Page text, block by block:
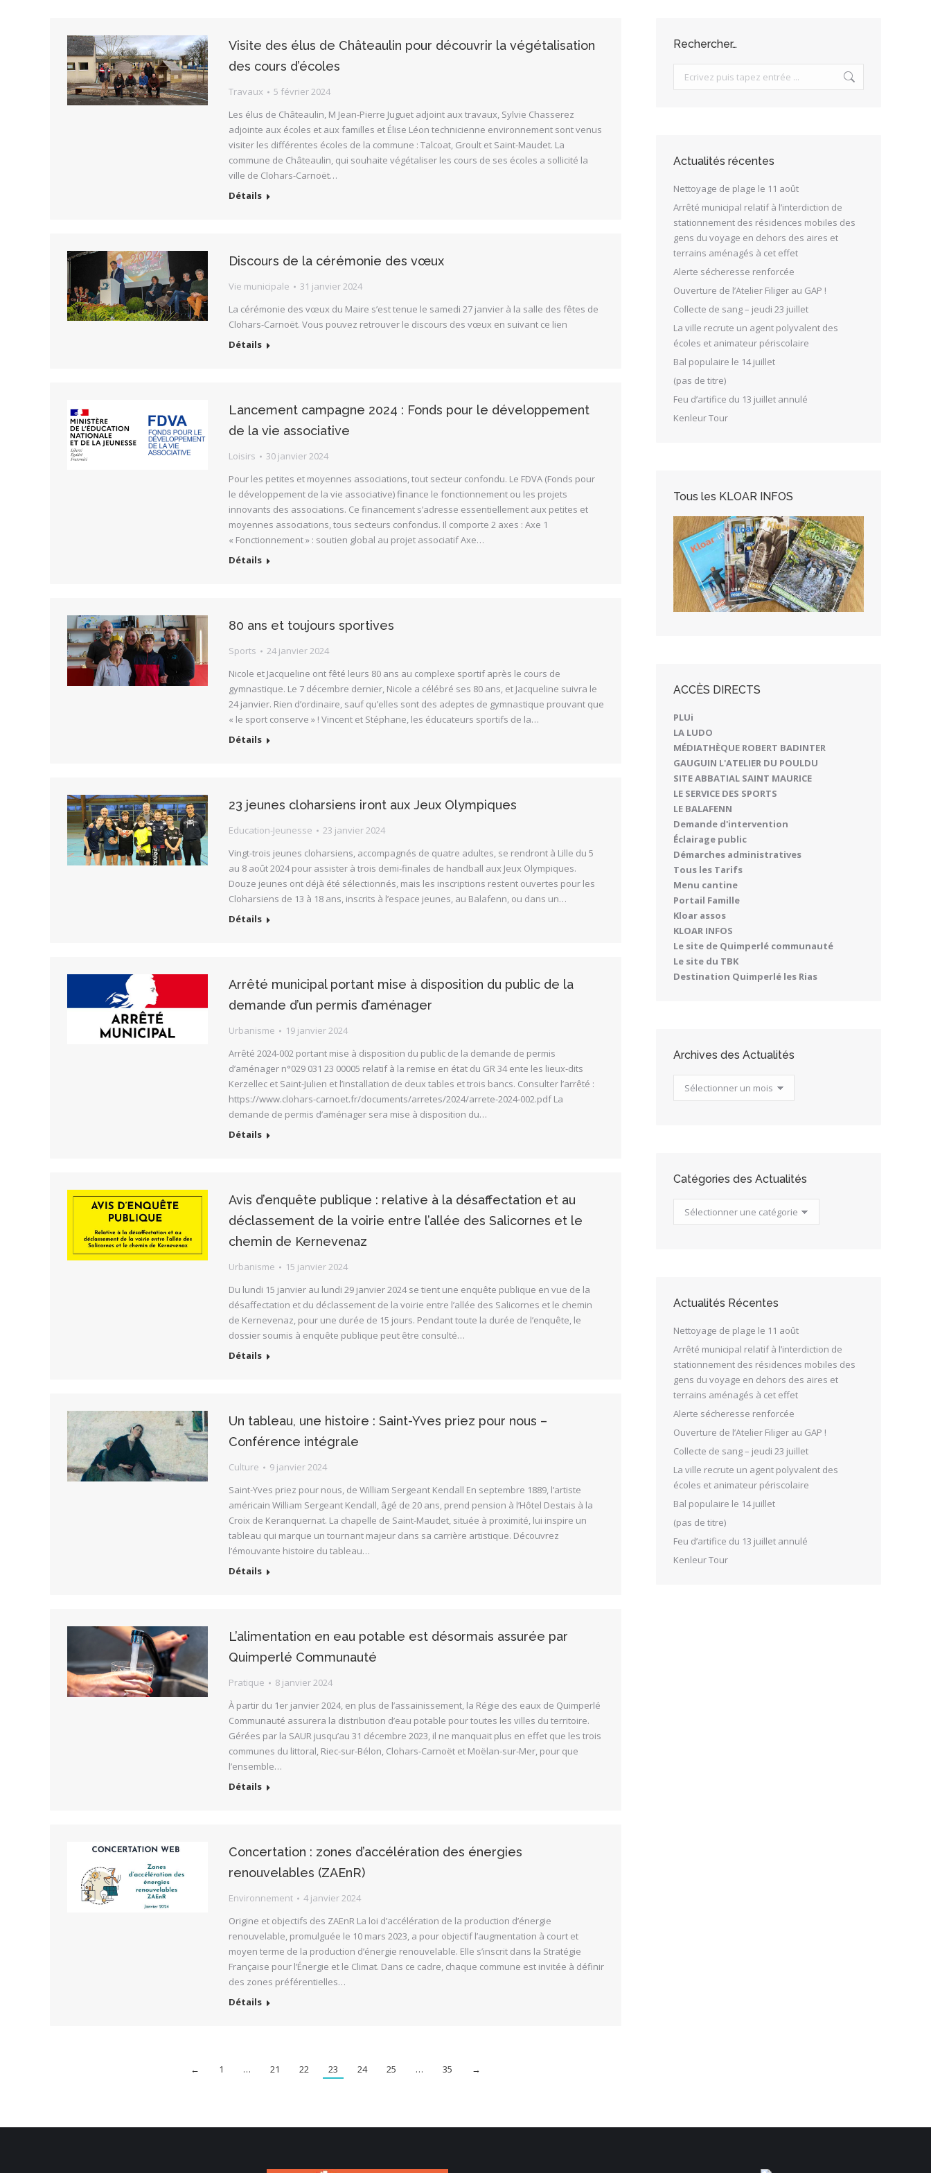
Visite des élus de Châteaulin pour découvrir la végétalisation
des cours d’écoles
Travaux
5 février 2024
Les élus de Châteaulin, M Jean-Pierre Juguet adjoint aux travaux, Sylvie Chasserez
adjointe aux écoles et aux familles et Élise Léon technicienne environnement sont venus
visiter les différentes écoles de la commune : Talcoat, Groult et Saint-Maudet. La
commune de Châteaulin, qui souhaite végétaliser les cours de ses écoles a sollicité la
ville de Clohars-Carnoët…
Détails
Discours de la cérémonie des vœux
Vie municipale
31 janvier 2024
La cérémonie des vœux du Maire s’est tenue le samedi 27 janvier à la salle des fêtes de
Clohars-Carnoët. Vous pouvez retrouver le discours des vœux en suivant ce lien
Détails
Lancement campagne 2024 : Fonds pour le développement
de la vie associative
Loisirs
30 janvier 2024
Pour les petites et moyennes associations, tout secteur confondu. Le FDVA (Fonds pour
le développement de la vie associative) finance le fonctionnement ou les projets
innovants des associations. Ce financement s’adresse essentiellement aux petites et
moyennes associations, tous secteurs confondus. Il comporte 2 axes : Axe 1
« Fonctionnement » : soutien global au projet associatif Axe…
Détails
80 ans et toujours sportives
Sports
24 janvier 2024
Nicole et Jacqueline ont fêté leurs 80 ans au complexe sportif après le cours de
gymnastique. Le 7 décembre dernier, Nicole a célébré ses 80 ans, et Jacqueline suivra le
24 janvier. Rien d’ordinaire, sauf qu’elles sont des adeptes de gymnastique prouvant que
« le sport conserve » ! Vincent et Stéphane, les éducateurs sportifs de la…
Détails
23 jeunes cloharsiens iront aux Jeux Olympiques
Education-Jeunesse
23 janvier 2024
Vingt-trois jeunes cloharsiens, accompagnés de quatre adultes, se rendront à Lille du 5
au 8 août 2024 pour assister à trois demi-finales de handball aux Jeux Olympiques.
Douze jeunes ont déjà été sélectionnés, mais les inscriptions restent ouvertes pour les
Cloharsiens de 13 à 18 ans, inscrits à l’espace jeunes, au Balafenn, ou dans un…
Détails
Arrêté municipal portant mise à disposition du public de la
demande d’un permis d’aménager
Urbanisme
19 janvier 2024
Arrêté 2024-002 portant mise à disposition du public de la demande de permis
d’aménager n°029 031 23 00005 relatif à la remise en état du GR 34 ente les lieux-dits
Kerzellec et Saint-Julien et l’installation de deux tables et trois bancs. Consulter l’arrêté :
https://www.clohars-carnoet.fr/documents/arretes/2024/arrete-2024-002.pdf La
demande de permis d’aménager sera mise à disposition du…
Détails
Avis d’enquête publique : relative à la désaffectation et au
déclassement de la voirie entre l’allée des Salicornes et le
chemin de Kernevenaz
Urbanisme
15 janvier 2024
Du lundi 15 janvier au lundi 29 janvier 2024 se tient une enquête publique en vue de la
désaffectation et du déclassement de la voirie entre l’allée des Salicornes et le chemin
de Kernevenaz, pour une durée de 15 jours. Pendant toute la durée de l’enquête, le
dossier soumis à enquête publique peut être consulté…
Détails
Un tableau, une histoire : Saint-Yves priez pour nous –
Conférence intégrale
Culture
9 janvier 2024
Saint-Yves priez pour nous, de William Sergeant Kendall En septembre 1889, l’artiste
américain William Sergeant Kendall, âgé de 20 ans, prend pension à l’Hôtel Destais à la
Croix de Keranquernat. La chapelle de Saint-Maudet, située à proximité, lui inspire un
tableau qui marque un tournant majeur dans sa carrière artistique. Découvrez
l’émouvante histoire du tableau…
Détails
L’alimentation en eau potable est désormais assurée par
Quimperlé Communauté
Pratique
8 janvier 2024
À partir du 1er janvier 2024, en plus de l’assainissement, la Régie des eaux de Quimperlé
Communauté assurera la distribution d’eau potable pour toutes les villes du territoire.
Gérées par la SAUR jusqu’au 31 décembre 2023, il ne manquait plus en effet que les trois
communes du littoral, Riec-sur-Bélon, Clohars-Carnoët et Moëlan-sur-Mer, pour que
l’ensemble…
Détails
Concertation : zones d’accélération des énergies
renouvelables (ZAEnR)
Environnement
4 janvier 2024
Origine et objectifs des ZAEnR La loi d’accélération de la production d’énergie
renouvelable, promulguée le 10 mars 2023, a pour objectif l’augmentation à court et
moyen terme de la production d’énergie renouvelable. Elle s’inscrit dans la Stratégie
Française pour l’Énergie et le Climat. Dans ce cadre, chaque commune est invitée à définir
des zones préférentielles…
Détails
← 1 … 21 22 23 24 25 … 35 →
Rechercher…
Search:
Actualités récentes
Nettoyage de plage le 11 août
Arrêté municipal relatif à l’interdiction de
stationnement des résidences mobiles des
gens du voyage en dehors des aires et
terrains aménagés à cet effet
Alerte sécheresse renforcée
Ouverture de l’Atelier Filiger au GAP !
Collecte de sang – jeudi 23 juillet
La ville recrute un agent polyvalent des
écoles et animateur périscolaire
Bal populaire le 14 juillet
(pas de titre)
Feu d’artifice du 13 juillet annulé
Kenleur Tour
Tous les KLOAR INFOS
ACCÈS DIRECTS
PLUi
LA LUDO
MÉDIATHÈQUE ROBERT BADINTER
GAUGUIN L'ATELIER DU POULDU
SITE ABBATIAL SAINT MAURICE
LE SERVICE DES SPORTS
LE BALAFENN
Demande d'intervention
Éclairage public
Démarches administratives
Tous les Tarifs
Menu cantine
Portail Famille
Kloar assos
KLOAR INFOS
Le site de Quimperlé communauté
Le site du TBK
Destination Quimperlé les Rias
Archives des Actualités
Archives
des
Catégories des Actualités
Catégories
des
Actualités Récentes
Nettoyage de plage le 11 août
Arrêté municipal relatif à l’interdiction de
stationnement des résidences mobiles des
gens du voyage en dehors des aires et
terrains aménagés à cet effet
Alerte sécheresse renforcée
Ouverture de l’Atelier Filiger au GAP !
Collecte de sang – jeudi 23 juillet
La ville recrute un agent polyvalent des
écoles et animateur périscolaire
Bal populaire le 14 juillet
(pas de titre)
Feu d’artifice du 13 juillet annulé
Kenleur Tour